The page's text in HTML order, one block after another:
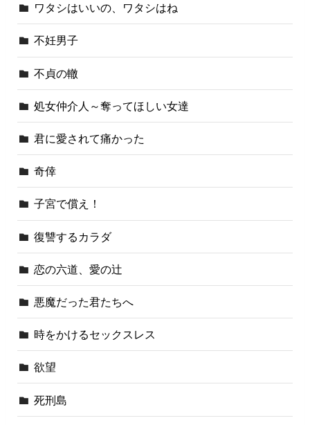
ワタシはいいの、ワタシはね
不妊男子
不貞の轍
処女仲介人～奪ってほしい女達
君に愛されて痛かった
奇倖
子宮で償え！
復讐するカラダ
恋の六道、愛の辻
悪魔だった君たちへ
時をかけるセックスレス
欲望
死刑島